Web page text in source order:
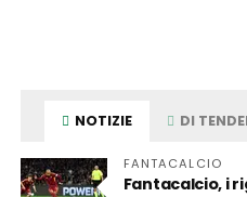
NOTIZIE DI
FANTACALCIO
Fantacalcio, i